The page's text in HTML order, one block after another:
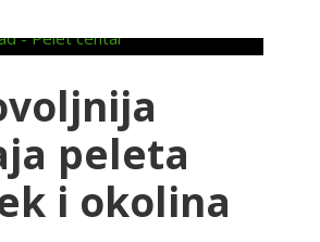
peleta
i okolina